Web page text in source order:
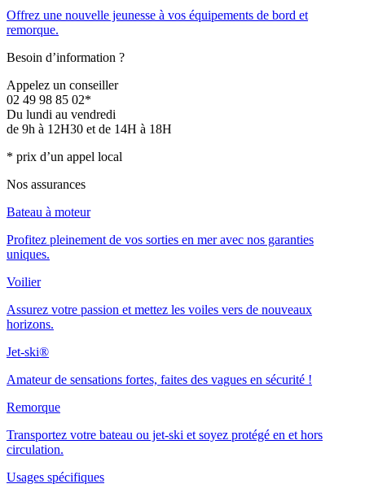
Offrez une nouvelle jeunesse à vos équipements de bord et
remorque.
Besoin d’information ?
Appelez un conseiller
02 49 98 85 02*
Du lundi au vendredi
de 9h à 12H30 et de 14H à 18H
* prix d’un appel local
Nos assurances
Bateau à moteur
Profitez pleinement de vos sorties en mer avec nos garanties
uniques.
Voilier
Assurez votre passion et mettez les voiles vers de nouveaux
horizons.
Jet-ski®
Amateur de sensations fortes, faites des vagues en sécurité !
Remorque
Transportez votre bateau ou jet-ski et soyez protégé en et hors
circulation.
Usages spécifiques